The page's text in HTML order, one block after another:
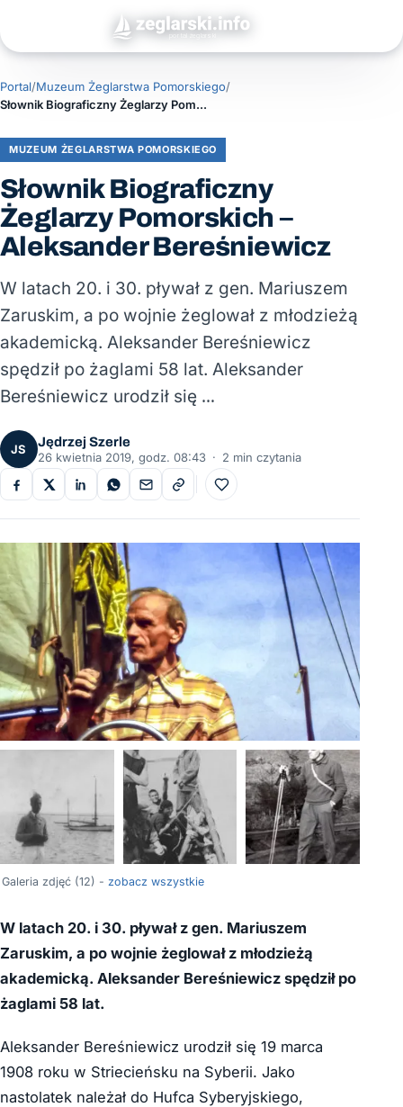
Portal/Muzeum Żeglarstwa Pomorskiego/
Słownik Biograficzny Żeglarzy Pomorskich – Aleksander Bereśniewicz
MUZEUM ŻEGLARSTWA POMORSKIEGO
Słownik Biograficzny
Żeglarzy Pomorskich –
Aleksander Bereśniewicz
W latach 20. i 30. pływał z gen. Mariuszem
Zaruskim, a po wojnie żeglował z młodzieżą
akademicką. Aleksander Bereśniewicz
spędził po żaglami 58 lat. Aleksander
Bereśniewicz urodził się …
JS
Jędrzej Szerle
26 kwietnia 2019, godz. 08:43 · 2 min czytania
Do ulubionych
Galeria zdjęć (12) - zobacz wszystkie
W latach 20. i 30. pływał z gen. Mariuszem
Zaruskim, a po wojnie żeglował z młodzieżą
akademicką. Aleksander Bereśniewicz spędził po
żaglami 58 lat.
Aleksander Bereśniewicz urodził się 19 marca
1908 roku w Striecieńsku na Syberii. Jako
nastolatek należał do Hufca Syberyjskiego,